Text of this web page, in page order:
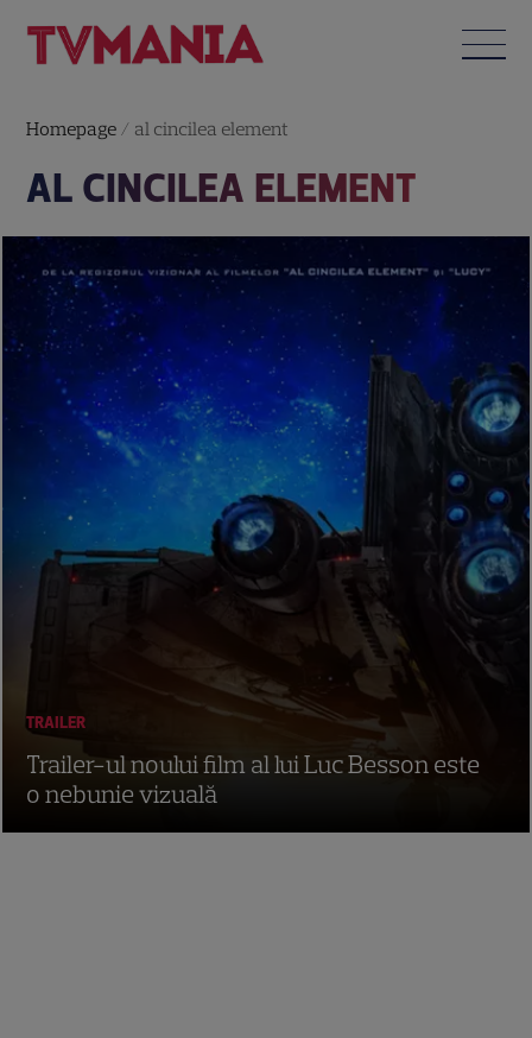
Homepage / al cincilea element
AL CINCILEA ELEMENT
TRAILER
Trailer-ul noului film al lui Luc Besson este
o nebunie vizuală